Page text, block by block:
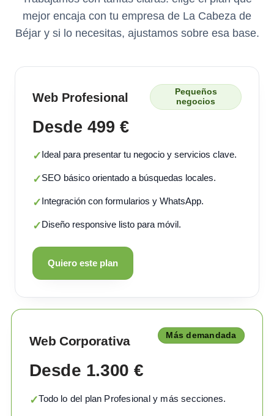
mejor encaja con tu empresa de La Cabeza de
Béjar y si lo necesitas, ajustamos sobre esa base.
Web Profesional
Pequeños
negocios
Desde 499 €
✓Ideal para presentar tu negocio y servicios clave.
✓SEO básico orientado a búsquedas locales.
✓Integración con formularios y WhatsApp.
✓Diseño responsive listo para móvil.
Quiero este plan
Web Corporativa Más demandada
Desde 1.300 €
✓Todo lo del plan Profesional y más secciones.